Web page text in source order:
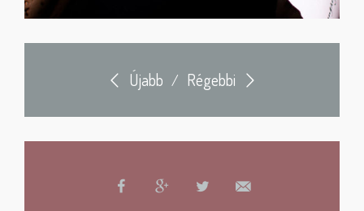
Újabb / Régebbi